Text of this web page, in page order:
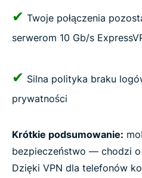
✔ Twoje połączenia
serwerom 10 Gb/s
✔ Silna polityka braku
prywatności
Krótkie podsumowanie:
bezpieczeństwo — chodzi
Dzięki VPN dla telefonów